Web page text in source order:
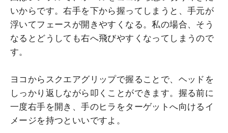
いからです。右手を下から握ってしまうと、手元が
浮いてフェースが開きやすくなる。私の場合、そう
なるとどうしても右へ飛びやすくなってしまうので
す。
ヨコからスクエアグリップで握ることで、ヘッドを
しっかり返しながら叩くことができます。握る前に
一度右手を開き、手のヒラをターゲットへ向けるイ
メージを持つといいですよ。